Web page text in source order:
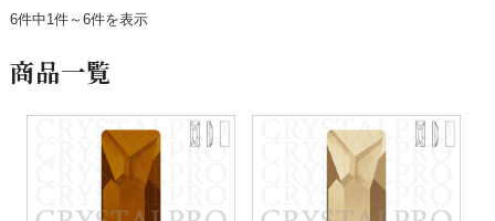
6件中1件～6件を表示
商品一覧